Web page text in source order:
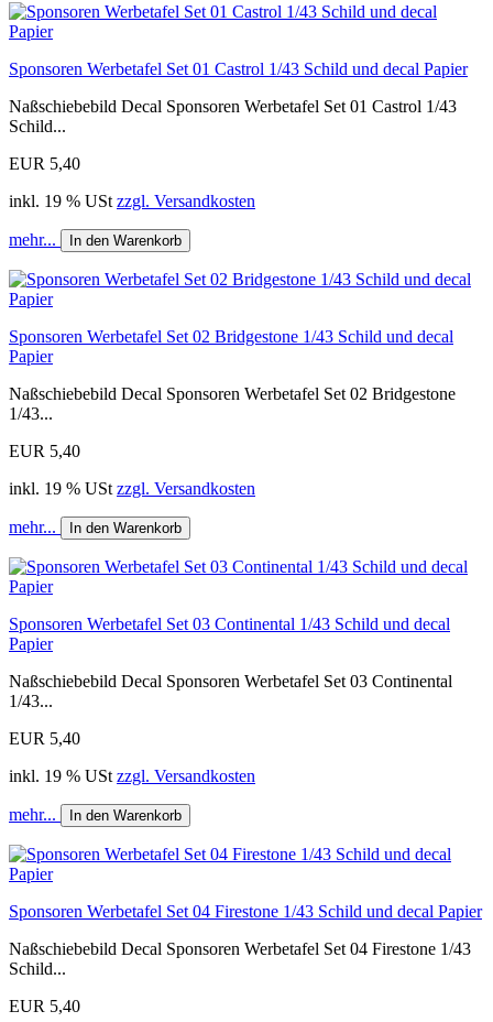
Sponsoren Werbetafel Set 01 Castrol 1/43 Schild und decal Papier
Naßschiebebild Decal Sponsoren Werbetafel Set 01 Castrol 1/43
Schild...
EUR 5,40
inkl. 19 % USt zzgl. Versandkosten
mehr... In den Warenkorb
Sponsoren Werbetafel Set 02 Bridgestone 1/43 Schild und decal
Papier
Naßschiebebild Decal Sponsoren Werbetafel Set 02 Bridgestone
1/43...
EUR 5,40
inkl. 19 % USt zzgl. Versandkosten
mehr... In den Warenkorb
Sponsoren Werbetafel Set 03 Continental 1/43 Schild und decal
Papier
Naßschiebebild Decal Sponsoren Werbetafel Set 03 Continental
1/43...
EUR 5,40
inkl. 19 % USt zzgl. Versandkosten
mehr... In den Warenkorb
Sponsoren Werbetafel Set 04 Firestone 1/43 Schild und decal Papier
Naßschiebebild Decal Sponsoren Werbetafel Set 04 Firestone 1/43
Schild...
EUR 5,40